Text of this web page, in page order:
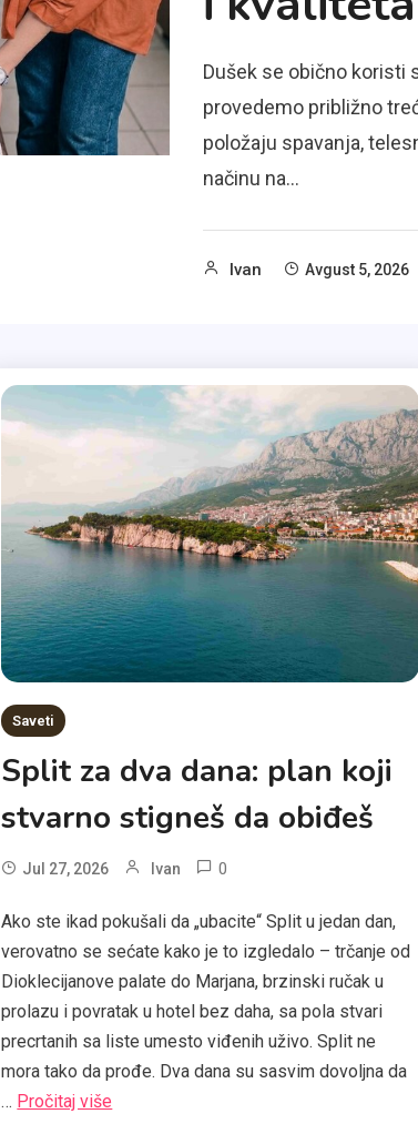
Dušek se obično koristi
provedemo približno
položaju spavanja,
načinu na…
Ivan Avgust 5, 2026
Saveti
Split za dva dana: plan koji
stvarno stigneš da obiđeš
Jul 27, 2026 Ivan 0
Ako ste ikad pokušali da „ubacite“ Split u jedan dan,
verovatno se sećate kako je to izgledalo – trčanje od
Dioklecijanove palate do Marjana, brzinski ručak u
prolazu i povratak u hotel bez daha, sa pola stvari
precrtanih sa liste umesto viđenih uživo. Split ne
mora tako da prođe. Dva dana su sasvim dovoljna da
… Pročitaj više